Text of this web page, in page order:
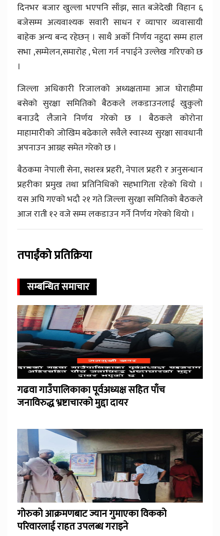
दिनभर बजार खुल्ला भएपनि साँझ, सात बजेदेखी विहान ६
बजेसम्म अत्यवाश्यक सवारी साधन र व्यापार व्यवासायी
बाहेक अन्य बन्द रहेछन् । साथै अर्को निर्णय नहुदा सम्म हाल
सभा ,सम्मेलन,समारोह , भेला गर्न नपाईने उल्लेख गरिएको छ
।
जिल्ला अधिकारी रिजालको अध्यक्षतामा आज घोराहीमा
बसेको सुरक्षा समितिको बैठकले लकडाउनलाई खुकुलो
बनाउदै लैजाने निर्णय गरेको छ । बैठकले कोरोना
माहामारीको जोखिम बढेकाले सवैले स्वास्थ्य सुरक्षा सावधानी
अपनाउन आग्रह समेत गरेको छ ।
बैठकमा नेपाली सेना, सशस्त्र प्रहरी, नेपाल प्रहरी र अनुसन्धान
प्रहरीका प्रमुख तथा प्रतिनिधिको सहभागिता रहेको थियो ।
यस अघि गएको भदौ २१ गते जिल्ला सुरक्षा समितिको बैठकले
आज राती १२ वजे सम्म लकडाउन गर्ने निर्णय गरेको थियो ।
तपाईंको प्रतिक्रिया
सम्बन्धित समाचार
गढवा गाउँपालिकाका पूर्वअध्यक्ष सहित पाँच
जनाविरुद्ध भ्रष्टाचारको मुद्दा दायर
गोरुको आक्रमणबाट ज्यान गुमाएका विकको
परिवारलाई राहत उपलब्ध गराइने